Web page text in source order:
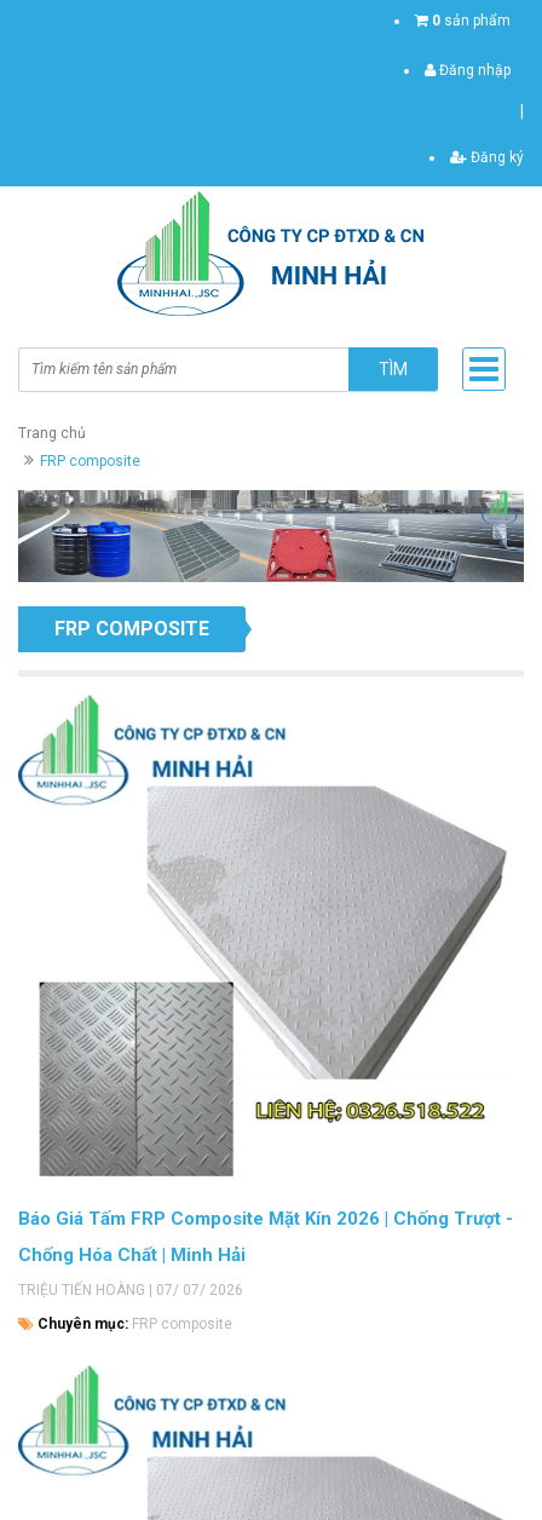
0 sản phẩm
Đăng nhập
Đăng ký
TÌM
Trang chủ
FRP composite
FRP COMPOSITE
Báo Giá Tấm FRP Composite Mặt Kín 2026 | Chống Trượt -
Chống Hóa Chất | Minh Hải
TRIỆU TIẾN HOÀNG | 07/ 07/ 2026
Chuyên mục: FRP composite